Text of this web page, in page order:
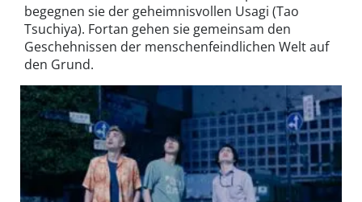
begegnen sie der geheimnisvollen Usagi (Tao
Tsuchiya). Fortan gehen sie gemeinsam den
Geschehnissen der menschenfeindlichen Welt auf
den Grund.